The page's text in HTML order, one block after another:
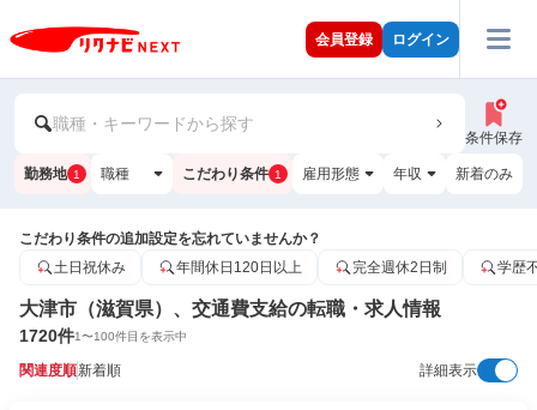
会員登録 ログイン
職種・キーワードから探す
条件保存
勤務地 1 職種 こだわり条件 1 雇用形態 年収 新着のみ
こだわり条件の追加設定を忘れていませんか？
土日祝休み
年間休日120日以上 完全週休2日制 学歴
大津市（滋賀県）、交通費支給の転職・求人情報
1720件1〜100件目を表示中
関連度順新着順 詳細表示